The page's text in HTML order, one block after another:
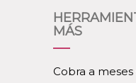
MÁS
Cobra a meses